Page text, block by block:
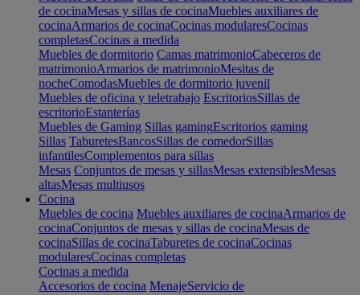
de cocinaMesas y sillas de cocinaMuebles auxiliares de
cocinaArmarios de cocinaCocinas modularesCocinas
completasCocinas a medida
Muebles de dormitorio Camas matrimonioCabeceros de
matrimonioArmarios de matrimonioMesitas de
nocheComodasMuebles de dormitorio juvenil
Muebles de oficina y teletrabajo EscritoriosSillas de
escritorioEstanterías
Muebles de Gaming Sillas gamingEscritorios gaming
Sillas TaburetesBancosSillas de comedorSillas
infantilesComplementos para sillas
Mesas Conjuntos de mesas y sillasMesas extensiblesMesas
altasMesas multiusos
Cocina
Muebles de cocina Muebles auxiliares de cocinaArmarios de
cocinaConjuntos de mesas y sillas de cocinaMesas de
cocinaSillas de cocinaTaburetes de cocinaCocinas
modularesCocinas completas
Cocinas a medida
Accesorios de cocina MenajeServicio de